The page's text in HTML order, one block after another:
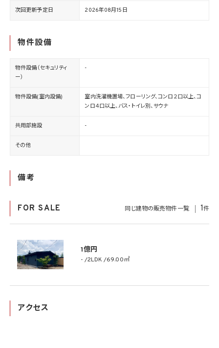
次回更新予定日 2026年08月15日
物件設備
物件設備（セキュリティ
ー）
-
物件設備(室内設備)
室内洗濯機置場、フローリング、コンロ２口以上、コ
ンロ４口以上、バス・トイレ別、サウナ
共用部施設 -
その他
備考
FOR SALE 同じ建物の販売物件一覧 1件
1億円
- 2LDK 69.00㎡
アクセス